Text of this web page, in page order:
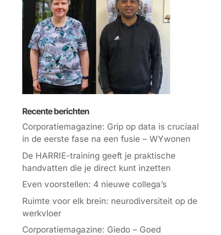
Recente berichten
Corporatiemagazine: Grip op data is cruciaal
in de eerste fase na een fusie – WYwonen
De HARRIE-training geeft je praktische
handvatten die je direct kunt inzetten
Even voorstellen: 4 nieuwe collega’s
Ruimte voor elk brein: neurodiversiteit op de
werkvloer
Corporatiemagazine: Giedo – Goed